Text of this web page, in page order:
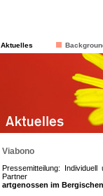
Aktuelles
Viabono
Pressemitteilung:
Partner
artgenossen im